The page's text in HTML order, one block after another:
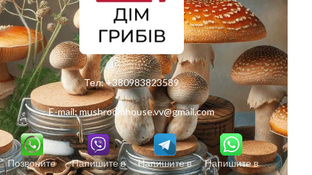
Тел:+380983823589
E-mail:mushroomhouse.vv@gmail.com
Позвоните
Напишите в
Напишите в
Напишите в